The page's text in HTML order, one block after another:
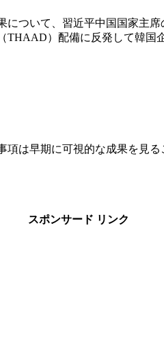
ついて、習近平中国国家主
）配備に反発して韓
は早期に可視的な成果を見
スポンサード リンク